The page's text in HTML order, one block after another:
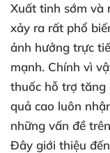
Xuất tinh sớm và
xảy ra rất phổ
ảnh hưởng trực
mạnh. Chính vì
thuốc hỗ trợ tăng
quả cao luôn
những vấn đề trên
Đây giới thiệu